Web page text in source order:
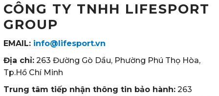
CÔNG TY TNHH LIFESPORT
GROUP
EMAIL: info@lifesport.vn
Địa chỉ: 263 Đường Gò Dầu, Phường Phú Thọ Hòa,
Tp.Hồ Chí Minh
Trung tâm tiếp nhận thông tin bảo hành: 263